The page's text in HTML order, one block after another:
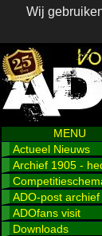
Wij
MENU
Actueel Nieuws
Archief 1905 -
ADO-post archief
ADOfans visit
Downloads